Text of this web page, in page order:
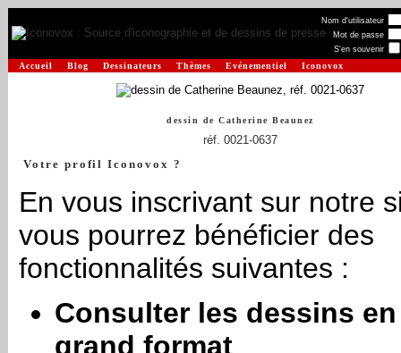
Nom d'utilisateur
Mot de passe
S'en souvenir
Accueil Blog Dessinateurs Thèmes Evénementiel Iconovox
dessin deCatherine Beaunez
réf. 0021-0637
Votre profil Iconovox ?
En vous inscrivant sur notre
vous pourrez bénéficier des
fonctionnalités suivantes :
Consulter les dessins en
grand format